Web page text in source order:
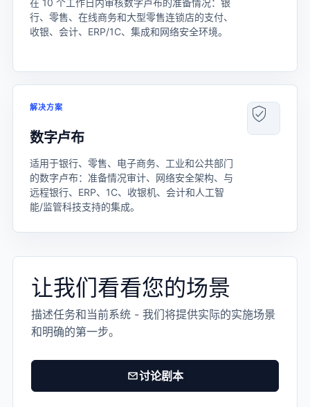
在 10 个工作日内审核数字卢布的准备情况：银
行、零售、在线商务和大型零售连锁店的支付、
收银、会计、ERP/1C、集成和网络安全环境。
解决方案
数字卢布
适用于银行、零售、电子商务、工业和公共部门
的数字卢布：准备情况审计、网络安全架构、与
远程银行、ERP、1C、收银机、会计和人工智
能/监管科技支持的集成。
让我们看看您的场景
描述任务和当前系统 - 我们将提供实际的实施场景
和明确的第一步。
讨论剧本